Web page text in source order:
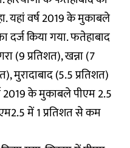
यहां वर्ष 2019 के मुकाबले
दर्ज किया गया. फतेहाबाद
(9 प्रतिशत), खन्ना (7
मुरादाबाद (5.5 प्रतिशत)
2019 के मुकाबले पीएम 2.5
में 1 प्रतिशत से कम